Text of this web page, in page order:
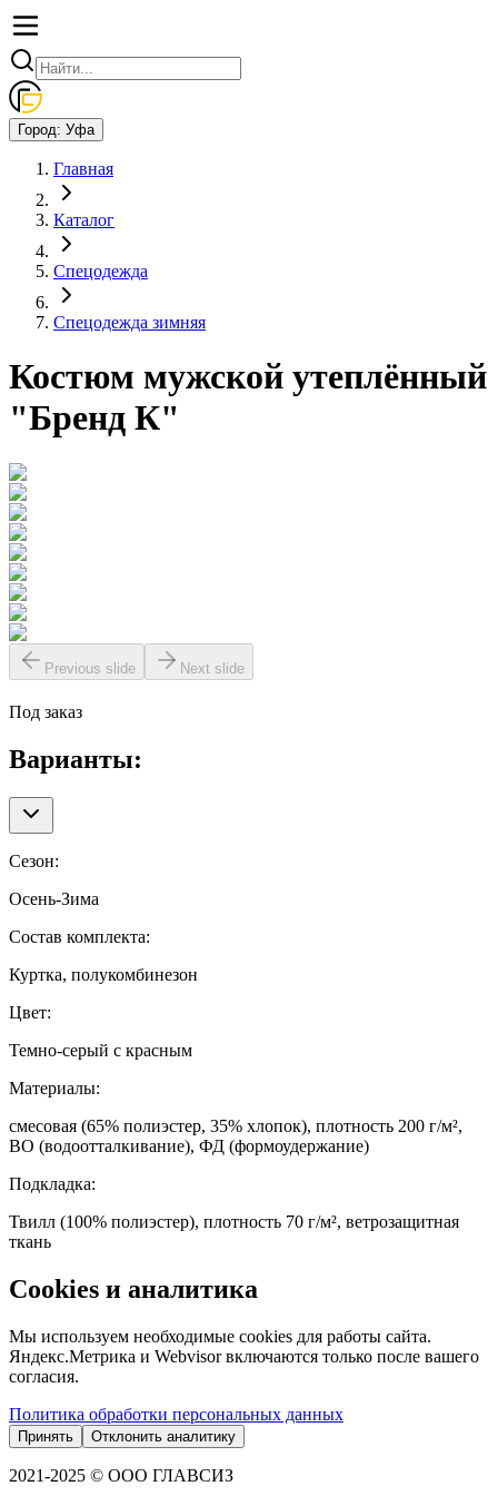
Город: Уфа
Главная
Каталог
Спецодежда
Спецодежда зимняя
Костюм мужской утеплённый
"Бренд К"
Previous slide Next slide
Под заказ
Варианты:
Сезон:
Осень-Зима
Состав комплекта:
Куртка, полукомбинезон
Цвет:
Темно-серый с красным
Материалы:
смесовая (65% полиэстер, 35% хлопок), плотность 200 г/м²,
ВО (водоотталкивание), ФД (формоудержание)
Подкладка:
Твилл (100% полиэстер), плотность 70 г/м², ветрозащитная
ткань
Cookies и аналитика
Мы используем необходимые cookies для работы сайта.
Яндекс.Метрика и Webvisor включаются только после вашего
согласия.
Политика обработки персональных данных
Принять Отклонить аналитику
2021-2025 © ООО ГЛАВСИЗ